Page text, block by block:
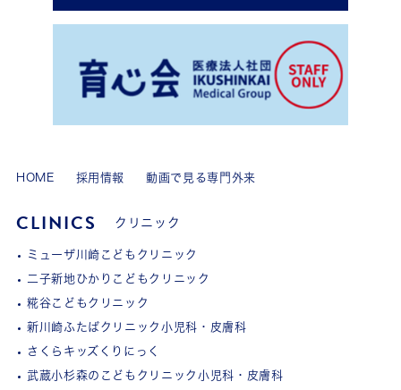
HOME 採用情報 動画で見る専門外来
CLINICS クリニック
ミューザ川崎こどもクリニック
二子新地ひかりこどもクリニック
糀谷こどもクリニック
新川崎ふたばクリニック小児科・皮膚科
さくらキッズくりにっく
武蔵小杉森のこどもクリニック小児科・皮膚科